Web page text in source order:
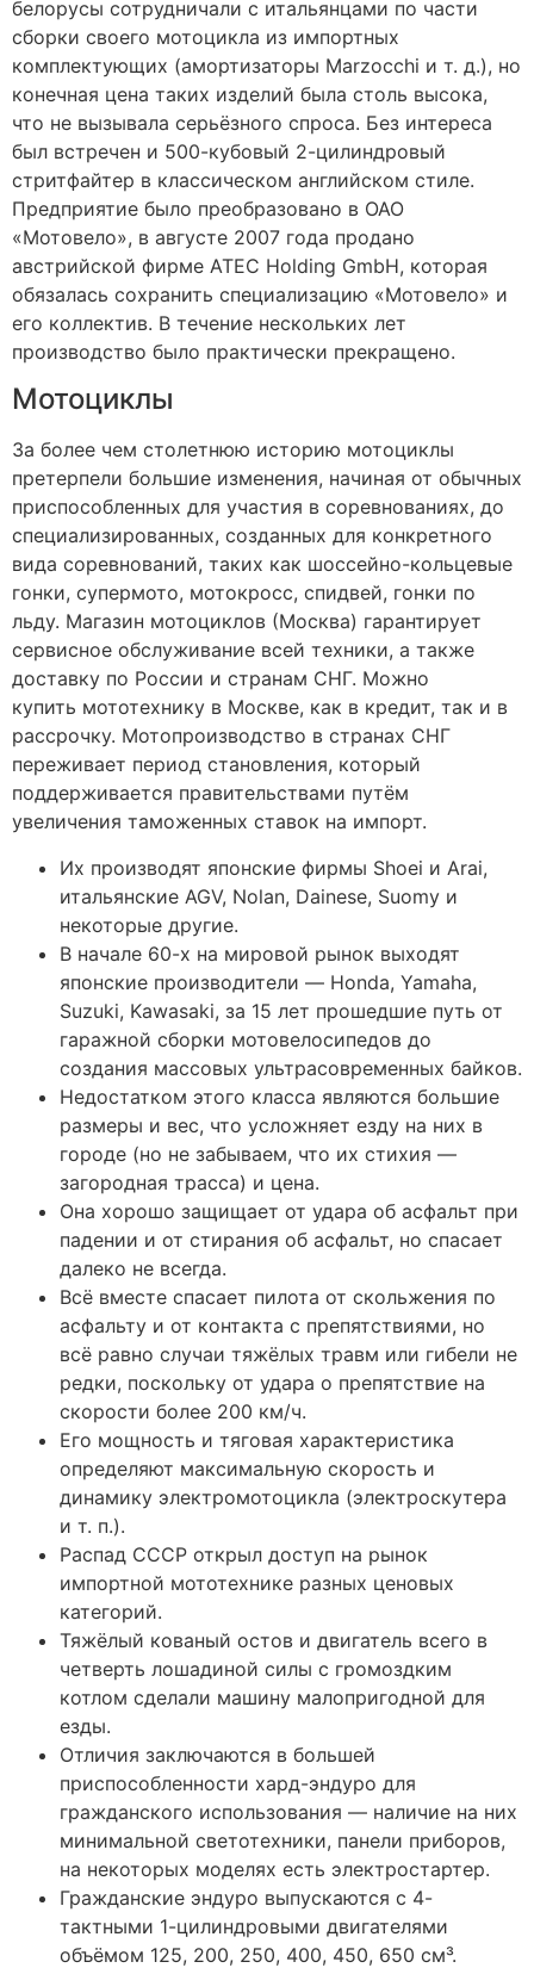
белорусы сотрудничали с итальянцами по части
сборки своего мотоцикла из импортных
комплектующих (амортизаторы Marzocchi и т. д.), но
конечная цена таких изделий была столь высока,
что не вызывала серьёзного спроса. Без интереса
был встречен и 500-кубовый 2-цилиндровый
стритфайтер в классическом английском стиле.
Предприятие было преобразовано в ОАО
«Мотовело», в августе 2007 года продано
австрийской фирме ATEC Holding GmbH, которая
обязалась сохранить специализацию «Мотовело» и
его коллектив. В течение нескольких лет
производство было практически прекращено.
Мотоциклы
За более чем столетнюю историю мотоциклы
претерпели большие изменения, начиная от обычных
приспособленных для участия в соревнованиях, до
специализированных, созданных для конкретного
вида соревнований, таких как шоссейно-кольцевые
гонки, супермото, мотокросс, спидвей, гонки по
льду. Магазин мотоциклов (Москва) гарантирует
сервисное обслуживание всей техники, а также
доставку по России и странам СНГ. Можно
купить мототехнику в Москве, как в кредит, так и в
рассрочку. Мотопроизводство в странах СНГ
переживает период становления, который
поддерживается правительствами путём
увеличения таможенных ставок на импорт.
Их производят японские фирмы Shoei и Arai,
итальянские AGV, Nolan, Dainese, Suomy и
некоторые другие.
В начале 60-х на мировой рынок выходят
японские производители — Honda, Yamaha,
Suzuki, Kawasaki, за 15 лет прошедшие путь от
гаражной сборки мотовелосипедов до
создания массовых ультрасовременных байков.
Недостатком этого класса являются большие
размеры и вес, что усложняет езду на них в
городе (но не забываем, что их стихия —
загородная трасса) и цена.
Она хорошо защищает от удара об асфальт при
падении и от стирания об асфальт, но спасает
далеко не всегда.
Всё вместе спасает пилота от скольжения по
асфальту и от контакта с препятствиями, но
всё равно случаи тяжёлых травм или гибели не
редки, поскольку от удара о препятствие на
скорости более 200 км/ч.
Его мощность и тяговая характеристика
определяют максимальную скорость и
динамику электромотоцикла (электроскутера
и т. п.).
Распад СССР открыл доступ на рынок
импортной мототехнике разных ценовых
категорий.
Тяжёлый кованый остов и двигатель всего в
четверть лошадиной силы с громоздким
котлом сделали машину малопригодной для
езды.
Отличия заключаются в большей
приспособленности хард-эндуро для
гражданского использования — наличие на них
минимальной светотехники, панели приборов,
на некоторых моделях есть электростартер.
Гражданские эндуро выпускаются с 4-
тактными 1-цилиндровыми двигателями
объёмом 125, 200, 250, 400, 450, 650 см³.